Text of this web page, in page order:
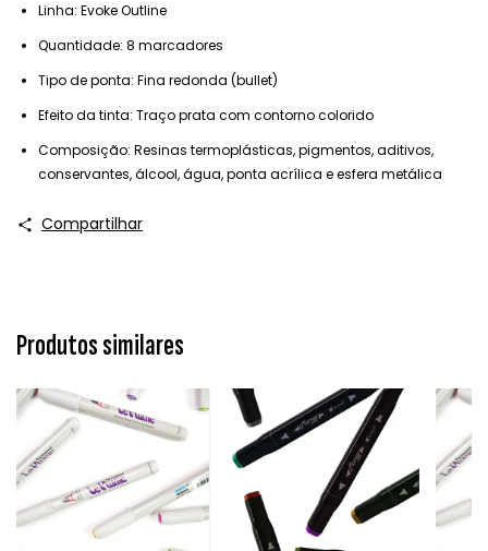
Linha: Evoke Outline
Quantidade: 8 marcadores
Tipo de ponta: Fina redonda (bullet)
Efeito da tinta: Traço prata com contorno colorido
Composição: Resinas termoplásticas, pigmentos, aditivos,
conservantes, álcool, água, ponta acrílica e esfera metálica
Compartilhar
Produtos similares